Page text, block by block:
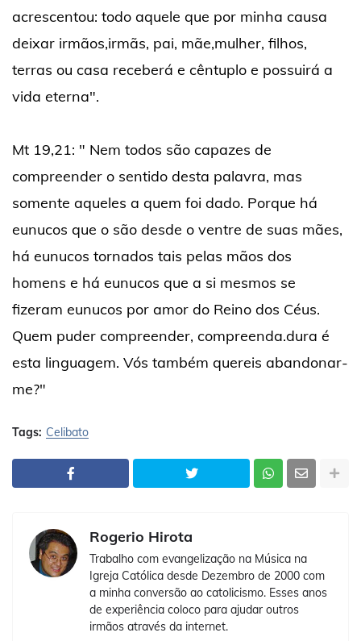
acrescentou: todo aquele que por minha causa
deixar irmãos,irmãs, pai, mãe,mulher, filhos,
terras ou casa receberá e cêntuplo e possuirá a
vida eterna".
Mt 19,21: " Nem todos são capazes de
compreender o sentido desta palavra, mas
somente aqueles a quem foi dado. Porque há
eunucos que o são desde o ventre de suas mães,
há eunucos tornados tais pelas mãos dos
homens e há eunucos que a si mesmos se
fizeram eunucos por amor do Reino dos Céus.
Quem puder compreender, compreenda.dura é
esta linguagem. Vós também quereis abandonar-
me?"
Tags: Celibato
Rogerio Hirota
Trabalho com evangelização na Música na
Igreja Católica desde Dezembro de 2000 com
a minha conversão ao catolicismo. Esses anos
de experiência coloco para ajudar outros
irmãos através da internet.